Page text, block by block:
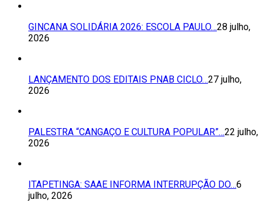
GINCANA SOLIDÁRIA 2026: ESCOLA PAULO…28 julho,
2026
LANÇAMENTO DOS EDITAIS PNAB CICLO…27 julho,
2026
PALESTRA “CANGAÇO E CULTURA POPULAR”…22 julho,
2026
ITAPETINGA: SAAE INFORMA INTERRUPÇÃO DO…6
julho, 2026